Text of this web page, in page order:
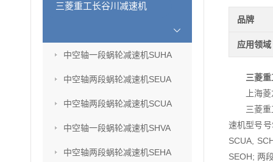
三菱重工长谷川减速机
中空轴一段蜗轮减速机SUHA
中空轴两段蜗轮减速机SEUA
中空轴两段蜗轮减速机SCUA
中空轴一段蜗轮减速机SHVA
中空轴两段蜗轮减速机SEHA
品牌
应用领域
三菱
上海
三菱
速机型号
SCUA,
SEOH; 两